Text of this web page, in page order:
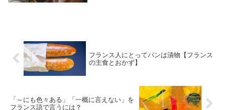
フランス人にとってパンは漬物【フランス
の主食とおかず】
「～にも色々ある」「一概に言えない」を
フランス語で言うには？